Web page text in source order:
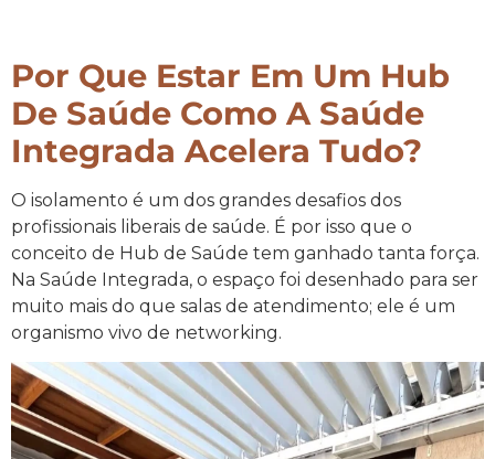
Por Que Estar Em Um Hub
De Saúde Como A Saúde
Integrada Acelera Tudo?
O isolamento é um dos grandes desafios dos
profissionais liberais de saúde. É por isso que o
conceito de Hub de Saúde tem ganhado tanta força.
Na Saúde Integrada, o espaço foi desenhado para ser
muito mais do que salas de atendimento; ele é um
organismo vivo de networking.